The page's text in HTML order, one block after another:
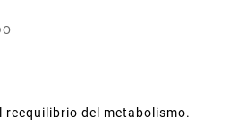
reequilibrio del metabolismo.